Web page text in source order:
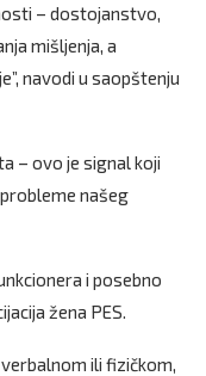
– dostojanstvo,
mišljenja, a
navodi u saopštenju
– ovo je signal koji
našeg
i posebno
žena PES.
ili fizičkom,